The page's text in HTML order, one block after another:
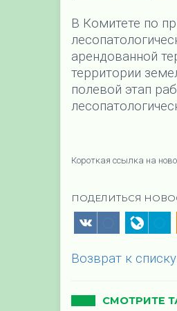
В Комитете по
арендованной
территории
полевой этап
Короткая ссылка на
ПОДЕЛИТЬСЯ
Возврат к списку
СМОТРИТЕ